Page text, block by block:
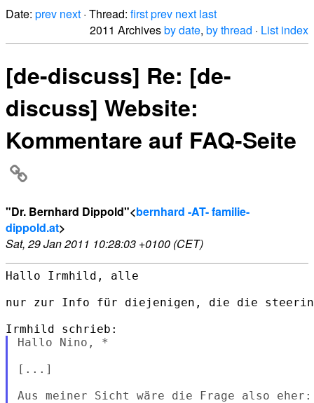
Date: prev next · Thread: firstprev next last
2011 Archivesby date, by thread · List index
[de-discuss] Re: [de-
discuss] Website:
Kommentare auf FAQ-Seite
"Dr. Bernhard Dippold"<bernhard -AT- familie-
dippold.at>
Sat, 29 Jan 2011 10:28:03 +0100 (CET)
Hallo Irmhild, alle
nur zur Info für diejenigen, die die
Hallo Nino, *
[...]
Aus meiner Sicht wäre die Frage also